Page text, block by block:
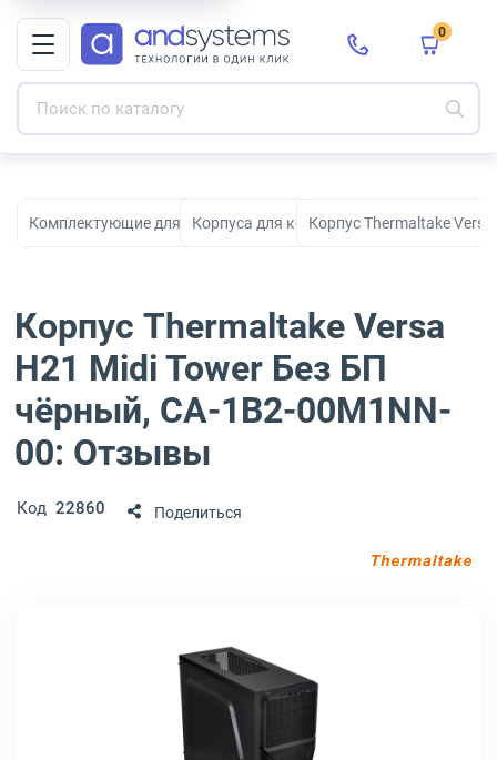
0
Комплектующие для ПК, сборки и модернизации
Корпуса для компьютеров
Корпус Thermaltake
Корпус Thermaltake Versa
H21 Midi Tower Без БП
чёрный, CA-1B2-00M1NN-
00: Отзывы
Код 22860 Поделиться